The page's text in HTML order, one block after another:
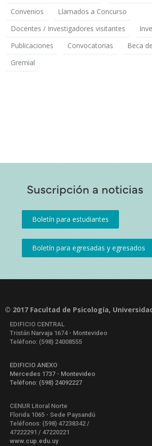
Convenios
Llamados a Concurso
Docentes / Investigadores visitantes
Publicaciones
Convocatorias
Beca
Gremial
Suscripción a noticias
© 2017 Facultad de Psicología,
EDIFICIO CENTRAL
Tristán Narvaja 1674 - Montevideo
Teléfono: (598) 24008555
EDIFICIO ANEXO
Mercedes 1737 - Montevideo
Teléfono: (598) 24092227
CENUR Litoral Norte
Florida 1065 - Sede Paysandú
Teléfonos: (598) 47238342 /
47222291 / 47220221
www.cup.edu.uy